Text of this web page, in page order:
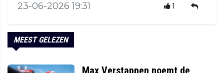
23-06-2026 19:31 1
MEEST GELEZEN